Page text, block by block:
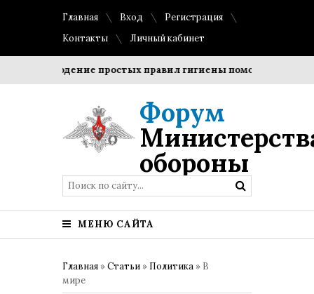
Главная Вход
Регистрация
Контакты
Личный кабинет
Соблюдение простых правил гигиены помогает
Форум
обороны
МЕНЮ САЙТА
Главная »Статьи » Политика » В
мире